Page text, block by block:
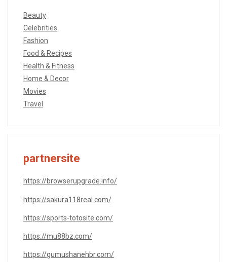
Beauty
Celebrities
Fashion
Food & Recipes
Health & Fitness
Home & Decor
Movies
Travel
partnersite
https://browserupgrade.info/
https://sakura118real.com/
https://sports-totosite.com/
https://mu88bz.com/
https://gumushanehbr.com/